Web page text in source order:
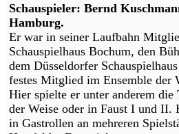
Schauspieler: Bernd
Hamburg.
Er war in seiner Laufbahn
Schauspielhaus Bochum, den
dem Düsseldorfer
festes Mitglied im Ensemble der
Hier spielte er unter anderem
der Weise oder in Faust I und II.
in Gastrollen an mehreren